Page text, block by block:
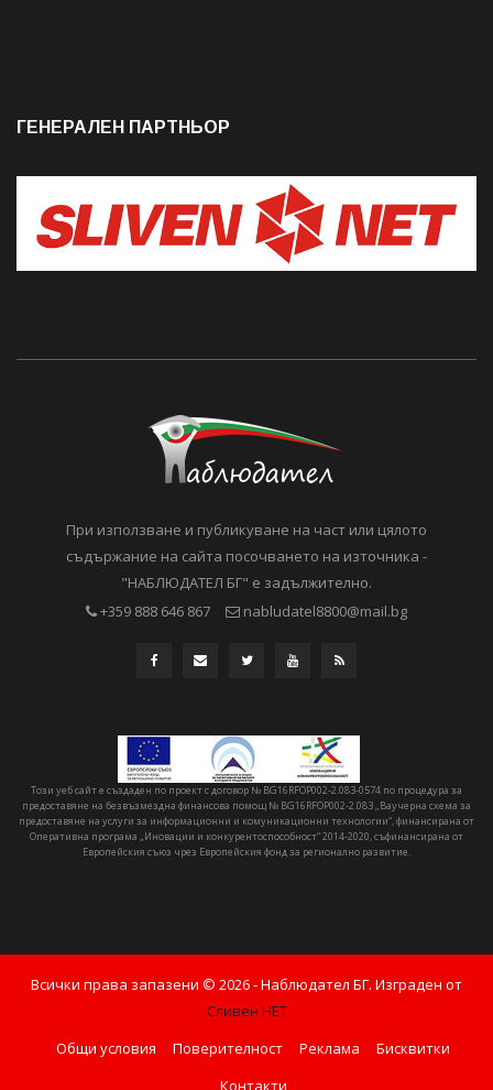
ГЕНЕРАЛЕН ПАРТНЬОР
При използване и публикуване на част или цялото
съдържание на сайта посочването на източника -
"НАБЛЮДАТЕЛ БГ" е задължително.
+359 888 646 867
nabludatel8800@mail.bg
Този уеб сайт е създаден по проект с договор № BG16RFOP002-2.083-0574 по процедура за
предоставяне на безвъзмездна финансова помощ № BG16RFOP002-2.083 „Ваучерна схема за
предоставяне на услуги за информационни и комуникационни технологии“, финансирана от
Оперативна програма „Иновации и конкурентоспособност“ 2014-2020, съфинансирана от
Европейския съюз чрез Европейския фонд за регионално развитие.
Всички права запазени © 2026- Наблюдател БГ. Изграден от
Сливен НЕТ
Общи условия
Поверителност Реклама
Бисквитки
Контакти